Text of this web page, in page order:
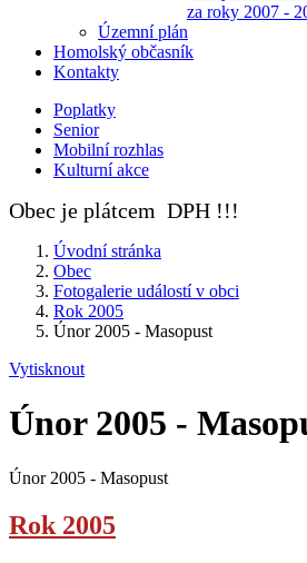
za roky 2007 -
Územní plán
Homolský občasník
Kontakty
Poplatky
Senior
Mobilní rozhlas
Kulturní akce
Obec je plátcem DPH !!!
Úvodní stránka
Obec
Fotogalerie událostí v obci
Rok 2005
Únor 2005 - Masopust
Vytisknout
Únor 2005 -
Únor 2005 - Masopust
Rok 2005